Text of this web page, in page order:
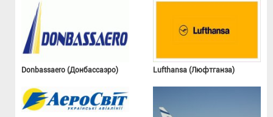
Donbassaero (Донбассаэро) Lufthansa (Люфтганза)